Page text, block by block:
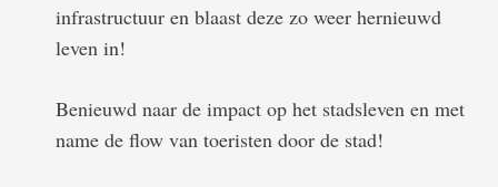
infrastructuur en blaast deze zo weer hernieuwd
leven in!
Benieuwd naar de impact op het stadsleven en met
name de flow van toeristen door de stad!